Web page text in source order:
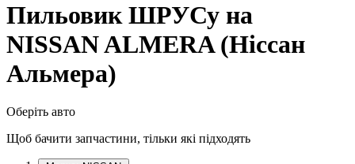
Пильовик ШРУСу на
NISSAN ALMERA (Нiссан
Альмера)
Оберіть авто
Щоб бачити запчастини, тільки які підходять